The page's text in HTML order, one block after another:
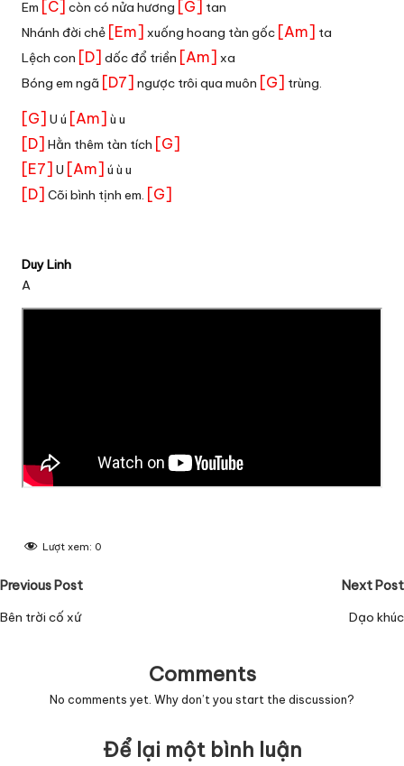
Em [C] còn có nửa hương [G] tan
Nhánh đời chẻ [Em] xuống hoang tàn gốc [Am] ta
Lệch con [D] dốc đổ triền [Am] xa
Bóng em ngã [D7] ngược trôi qua muôn [G] trùng.
[G] U ú [Am] ù u
[D] Hằn thêm tàn tích [G]
[E7] U [Am] ú ù u
[D] Cõi bình tịnh em. [G]
Duy Linh
A
Lượt xem: 0
Post
navigation
Previous Post
Bên trời cố xứ
Next Post
Dạo khúc
Comments
No comments yet. Why don’t you start the discussion?
Để lại một bình luận